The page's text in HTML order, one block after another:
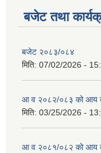
बजेट तथा
बजेट २०८३/०८४
मिति: 07/02/2026 -
आ व २०८२/०८३ को आय
मिति: 03/25/2026 -
आ व २०८१/०८२ को आय